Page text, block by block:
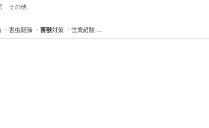
その他
害虫駆除 ・ 害獣対策 ・営業経験 …